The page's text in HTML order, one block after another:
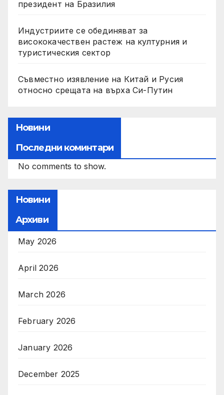
президент на Бразилия
Индустриите се обединяват за
висококачествен растеж на културния и
туристическия сектор
Съвместно изявление на Китай и Русия
относно срещата на върха Си-Путин
Новини
Последни коминтари
No comments to show.
Новини
Архиви
May 2026
April 2026
March 2026
February 2026
January 2026
December 2025